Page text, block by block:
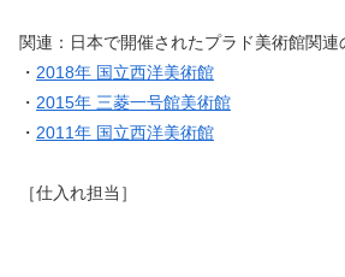
関連：日本で開催されたプラド美術館関
・ 2018年 国立西洋美術館
・ 2015年 三菱一号館美術館
・ 2011年 国立西洋美術館
［仕入れ担当］